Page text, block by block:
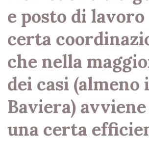
e posto di lavoro
certa
che nella
dei casi (almeno
Baviera)
una certa